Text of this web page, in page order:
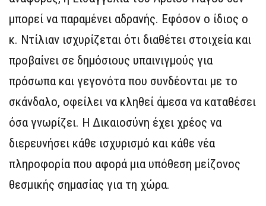
μπορεί να παραμένει αδρανής. Εφόσον ο ίδιος ο
κ. Ντίλιαν ισχυρίζεται ότι διαθέτει στοιχεία και
προβαίνει σε δημόσιους υπαινιγμούς για
πρόσωπα και γεγονότα που συνδέονται με το
σκάνδαλο, οφείλει να κληθεί άμεσα να καταθέσει
όσα γνωρίζει. Η Δικαιοσύνη έχει χρέος να
διερευνήσει κάθε ισχυρισμό και κάθε νέα
πληροφορία που αφορά μια υπόθεση μείζονος
θεσμικής σημασίας για τη χώρα.